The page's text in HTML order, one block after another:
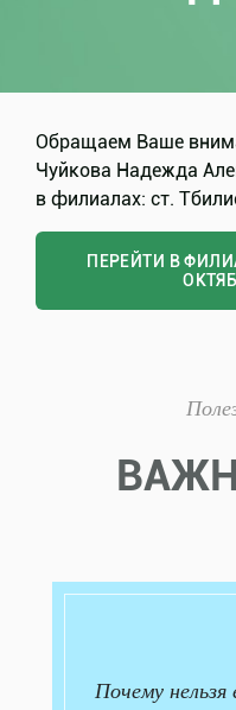
Обращаем Ваше
Чуйкова Надежда
в филиалах: ст.
ПЕРЕЙТИ В
Почему